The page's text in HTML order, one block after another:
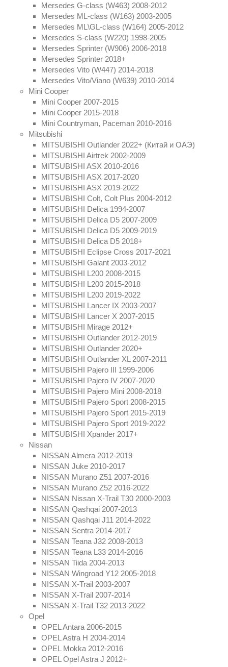
Mersedes G-class (W463) 2008-2012
Mersedes ML-class (W163) 2003-2005
Mersedes ML\GL-class (W164) 2005-2012
Mersedes S-class (W220) 1998-2005
Mersedes Sprinter (W906) 2006-2018
Mersedes Sprinter 2018+
Mersedes Vito (W447) 2014-2018
Mersedes Vito/Viano (W639) 2010-2014
Mini Cooper
Mini Cooper 2007-2015
Mini Cooper 2015-2018
Mini Countryman, Paceman 2010-2016
Mitsubishi
MITSUBISHI Outlander 2022+ (Китай и ОАЭ)
MITSUBISHI Airtrek 2002-2009
MITSUBISHI ASX 2010-2016
MITSUBISHI ASX 2017-2020
MITSUBISHI ASX 2019-2022
MITSUBISHI Colt, Colt Plus 2004-2012
MITSUBISHI Delica 1994-2007
MITSUBISHI Delica D5 2007-2009
MITSUBISHI Delica D5 2009-2019
MITSUBISHI Delica D5 2018+
MITSUBISHI Eclipse Cross 2017-2021
MITSUBISHI Galant 2003-2012
MITSUBISHI L200 2008-2015
MITSUBISHI L200 2015-2018
MITSUBISHI L200 2019-2022
MITSUBISHI Lancer IX 2003-2007
MITSUBISHI Lancer X 2007-2015
MITSUBISHI Mirage 2012+
MITSUBISHI Outlander 2012-2019
MITSUBISHI Outlander 2020+
MITSUBISHI Outlander XL 2007-2011
MITSUBISHI Pajero III 1999-2006
MITSUBISHI Pajero IV 2007-2020
MITSUBISHI Pajero Mini 2008-2018
MITSUBISHI Pajero Sport 2008-2015
MITSUBISHI Pajero Sport 2015-2019
MITSUBISHI Pajero Sport 2019-2022
MITSUBISHI Xpander 2017+
Nissan
NISSAN Almera 2012-2019
NISSAN Juke 2010-2017
NISSAN Murano Z51 2007-2016
NISSAN Murano Z52 2016-2022
NISSAN Nissan X-Trail T30 2000-2003
NISSAN Qashqai 2007-2013
NISSAN Qashqai J11 2014-2022
NISSAN Sentra 2014-2017
NISSAN Teana J32 2008-2013
NISSAN Teana L33 2014-2016
NISSAN Tiida 2004-2013
NISSAN Wingroad Y12 2005-2018
NISSAN X-Trail 2003-2007
NISSAN X-Trail 2007-2014
NISSAN X-Trail T32 2013-2022
Opel
OPEL Antara 2006-2015
OPEL Astra H 2004-2014
OPEL Mokka 2012-2016
OPEL Opel Astra J 2012+